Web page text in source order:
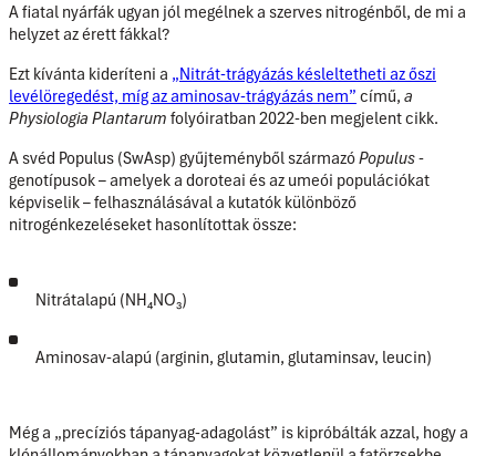
A fiatal nyárfák ugyan jól megélnek a szerves nitrogénből, de mi a
helyzet az érett fákkal?
Ezt kívánta kideríteni a „Nitrát-trágyázás késleltetheti az őszi
levélöregedést, míg az aminosav-trágyázás nem” című, a
Physiologia Plantarum folyóiratban 2022-ben megjelent cikk.
Asvéd Populus (SwAsp) gyűjteménybőlszármazóPopulus-
genotípusok – amelyek a doroteai és az umeói populációkat
képviselik – felhasználásával a kutatók különböző
nitrogénkezeléseket hasonlítottak össze:
Nitrátalapú (NH₄NO₃)
Aminosav-alapú (arginin, glutamin, glutaminsav, leucin)
Méga „precíziós tápanyag-adagolást” is kipróbálták azzal, hogy a